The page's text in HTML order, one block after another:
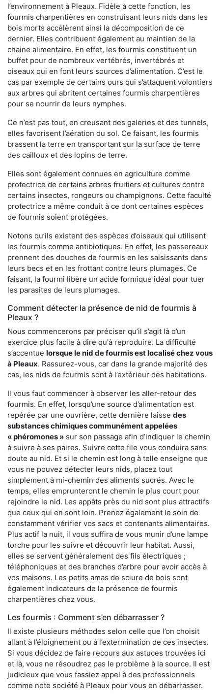
l’environnement à Pleaux. Fidèle à cette fonction, les
fourmis charpentières en construisant leurs nids dans les
bois morts accélèrent ainsi la décomposition de ce
dernier. Elles contribuent également au maintien de la
chaine alimentaire. En effet, les fourmis constituent un
buffet pour de nombreux vertébrés, invertébrés et
oiseaux qui en font leurs sources d’alimentation. C’est le
cas par exemple de certains ours qui s’attaquent volontiers
aux arbres qui abritent certaines fourmis charpentières
pour se nourrir de leurs nymphes.
Ce n’est pas tout, en creusant des galeries et des tunnels,
elles favorisent l’aération du sol. Ce faisant, les fourmis
brassent la terre en transportant sur la surface de terre
des cailloux et des lopins de terre.
Elles sont également connues en agriculture comme
protectrice de certains arbres fruitiers et cultures contre
certains insectes, rongeurs ou champignons. Cette faculté
protectrice a même conduit à ce dont certaines espèces
de fourmis soient protégées.
Notons qu’ils existent des espèces d’oiseaux qui utilisent
les fourmis comme antibiotiques. En effet, les passereaux
prennent des douches de fourmis en les saisissants dans
leurs becs et en les frottant contre leurs plumages. Ce
faisant, la fourmi libère un acide formique idéal pour tuer
les parasites de leurs plumages.
Comment détecter la présence de nid de fourmis à
Pleaux ?
Nous commencerons par préciser qu’il s’agit là d’un
exercice plus facile à dire qu'à reproduire. La difficulté
s’accentue lorsque le nid de fourmis est localisé chez vous
à Pleaux. Rassurez-vous, car dans la grande majorité des
cas, les nids de fourmis sont à l’extérieur des habitations.
Il vous faut commencer à observer les aller-retour des
fourmis. En effet, lorsqu’une source d’alimentation est
repérée par une ouvrière, cette dernière laisse des
substances chimiques communément appelées
« phéromones » sur son passage afin d’indiquer le chemin
à suivre à ses paires. Suivre cette file vous conduira sans
doute au nid. Et si le chemin est long à telle enseigne que
vous ne pouvez détecter leurs nids, placez tout
simplement à mi-chemin des aliments sucrés. Avec le
temps, elles emprunteront le chemin le plus court pour
rejoindre le nid. Les appâts près du nid sont plus attractifs
que ceux qui en sont loin. Prenez également le soin de
constamment vérifier vos sacs et contenants alimentaires.
Plus actif la nuit, il vous suffira de vous munir d’une lampe
torche pour les suivre et découvrir leur habitat. Aussi,
elles se servent généralement des fils électriques ;
téléphoniques et des branches d’arbre pour avoir accès à
vos maisons. Les petits amas de sciure de bois sont
également indicateurs de la présence de fourmis
charpentières chez vous.
Les fourmis : Comment s’en débarrasser ?
Il existe plusieurs méthodes selon celle que l’on choisit
allant à l’éloignement ou à l’extermination de ces insectes.
Si vous décidez de faire recours aux astuces trouvées ici
et là, vous ne résoudrez pas le problème à la source. Il est
judicieux que vous fassiez appel à des professionnels
comme note société à Pleaux pour vous en débarrasser.